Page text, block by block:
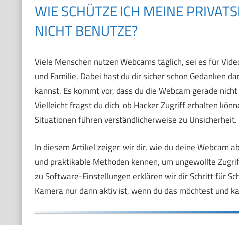
WIE SCHÜTZE ICH MEINE
NICHT BENUTZE?
Viele Menschen nutzen Webcams täglich, sei es für
und Familie. Dabei hast du dir sicher schon Gedanken
kannst. Es kommt vor, dass du die Webcam gerade
Vielleicht fragst du dich, ob Hacker Zugriff erhalten
Situationen führen verständlicherweise zu Unsicherheit.
In diesem Artikel zeigen wir dir, wie du deine Webcam
und praktikable Methoden kennen, um ungewollte
zu Software-Einstellungen erklären wir dir Schritt für
Kamera nur dann aktiv ist, wenn du das möchtest und